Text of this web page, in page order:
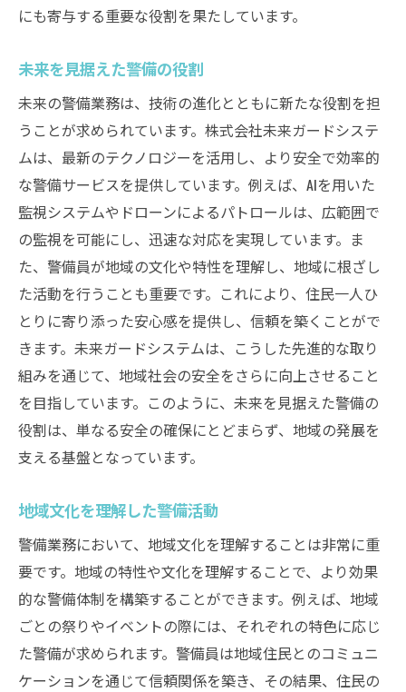
にも寄与する重要な役割を果たしています。
未来を見据えた警備の役割
未来の警備業務は、技術の進化とともに新たな役割を担
うことが求められています。株式会社未来ガードシステ
ムは、最新のテクノロジーを活用し、より安全で効率的
な警備サービスを提供しています。例えば、AIを用いた
監視システムやドローンによるパトロールは、広範囲で
の監視を可能にし、迅速な対応を実現しています。ま
た、警備員が地域の文化や特性を理解し、地域に根ざし
た活動を行うことも重要です。これにより、住民一人ひ
とりに寄り添った安心感を提供し、信頼を築くことがで
きます。未来ガードシステムは、こうした先進的な取り
組みを通じて、地域社会の安全をさらに向上させること
を目指しています。このように、未来を見据えた警備の
役割は、単なる安全の確保にとどまらず、地域の発展を
支える基盤となっています。
地域文化を理解した警備活動
警備業務において、地域文化を理解することは非常に重
要です。地域の特性や文化を理解することで、より効果
的な警備体制を構築することができます。例えば、地域
ごとの祭りやイベントの際には、それぞれの特色に応じ
た警備が求められます。警備員は地域住民とのコミュニ
ケーションを通じて信頼関係を築き、その結果、住民の